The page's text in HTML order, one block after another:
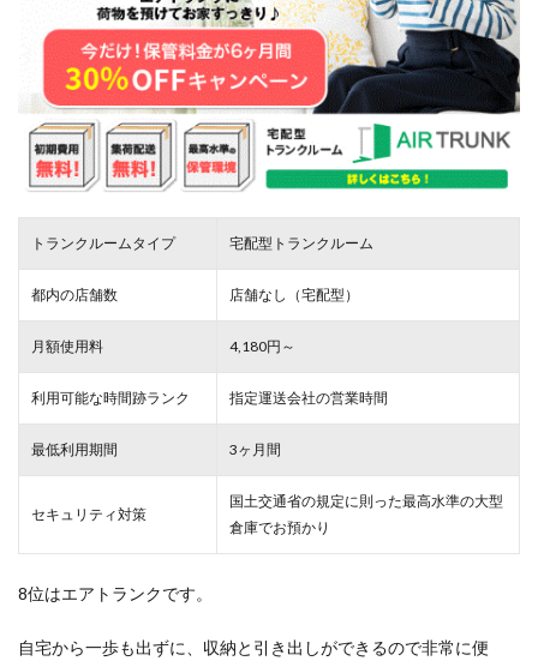
トランクルームタイプ 宅配型トランクルーム
都内の店舗数 店舗なし（宅配型）
月額使用料 4,180円～
利用可能な時間跡ランク 指定運送会社の営業時間
最低利用期間 3ヶ月間
セキュリティ対策
国土交通省の規定に則った最高水準の大型
倉庫でお預かり
8位はエアトランクです。
自宅から一歩も出ずに、収納と引き出しができるので非常に便